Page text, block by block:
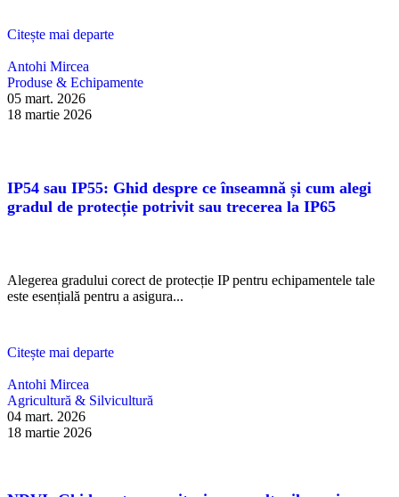
Citește mai departe
Antohi Mircea
Produse & Echipamente
05 mart. 2026
18 martie 2026
IP54 sau IP55: Ghid despre ce înseamnă și cum alegi
gradul de protecție potrivit sau trecerea la IP65
Alegerea gradului corect de protecție IP pentru echipamentele tale
este esențială pentru a asigura...
Citește mai departe
Antohi Mircea
Agricultură & Silvicultură
04 mart. 2026
18 martie 2026